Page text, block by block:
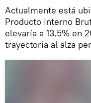
Actualmente está
Producto Interno
elevaría a 13,5% en
trayectoria al alza